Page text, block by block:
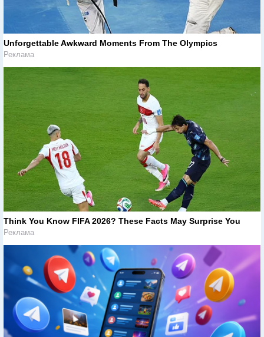
Unforgettable Awkward Moments From The Olympics
Реклама
Think You Know FIFA 2026? These Facts May Surprise You
Реклама